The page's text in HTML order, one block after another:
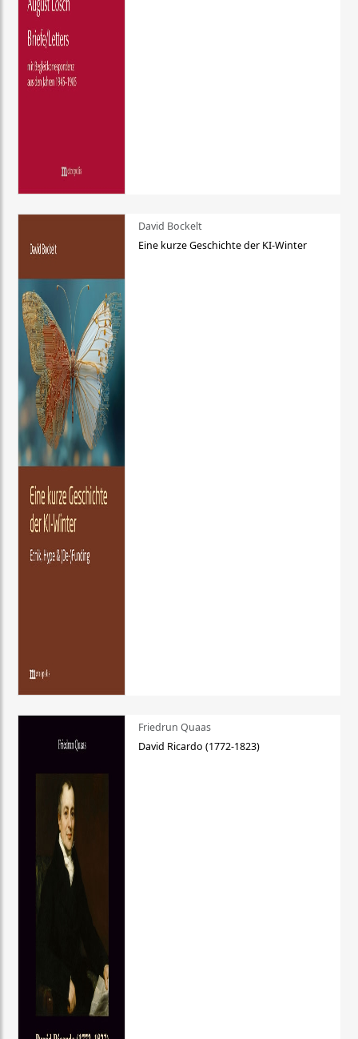
David Bockelt
Eine kurze Geschichte der KI-Winter
Friedrun Quaas
David Ricardo (1772-1823)